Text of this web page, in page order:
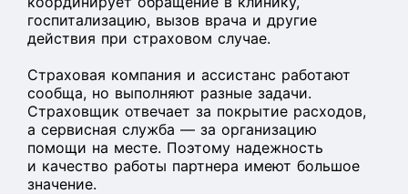
госпитализацию, вызов врача и другие
действия при страховом случае.
Страховая компания и ассистанс работают
сообща, но выполняют разные задачи.
Страховщик отвечает за покрытие расходов,
а сервисная служба — за организацию
помощи на месте. Поэтому надежность
и качество работы партнера имеют большое
значение.